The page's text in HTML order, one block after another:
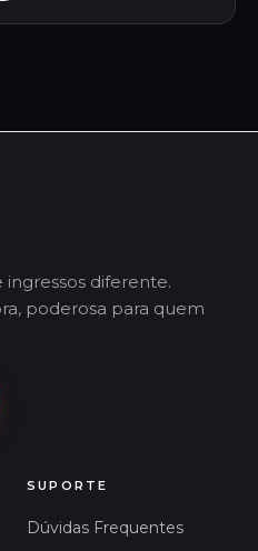
diferente.
poderosa para quem
SUPORTE
Dúvidas Frequentes